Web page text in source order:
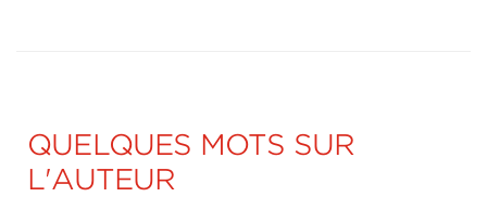
QUELQUES MOTS SUR
L'AUTEUR